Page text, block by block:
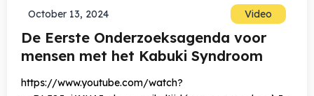
October 13, 2024 Video
De Eerste Onderzoeksagenda voor
mensen met het Kabuki Syndroom
https://www.youtube.com/watch?